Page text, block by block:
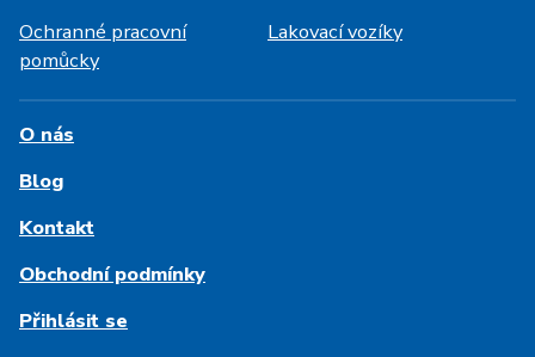
Ochranné pracovní
pomůcky
Lakovací vozíky
O nás
Blog
Kontakt
Obchodní podmínky
Přihlásit se